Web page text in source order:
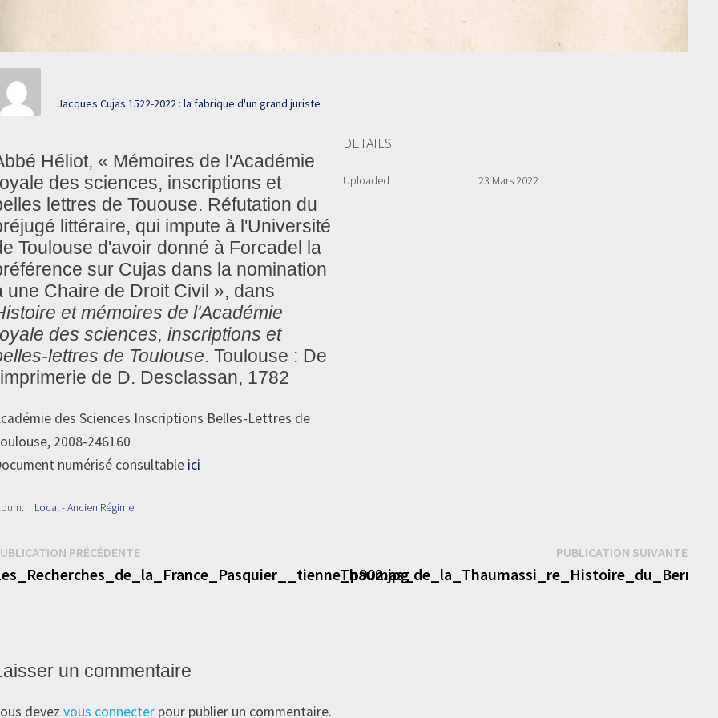
Jacques Cujas 1522-2022 : la fabrique d'un grand juriste
Héliot, « Mémoires de l'Académie
des sciences, inscriptions et
lettres de Tououse. Réfutation du
littéraire, qui impute à l'Université
Toulouse d'avoir donné à Forcadel la
sur Cujas dans la nomination
une Chaire de Droit Civil », dans
et mémoires de l'Académie
des sciences, inscriptions et
lettres de Toulouse. Toulouse : De
de D. Desclassan, 1782
des Sciences Inscriptions Belles-Lettres de
2008-246160
numérisé consultable ici
Local - Ancien Régime
DETAILS
Uploaded 23 Mars 2022
PRÉCÉDENTEPublication
précédente :
PUBLICATION SUIVANTE
un commentaire
devez vous connecterpour publier un commentaire.